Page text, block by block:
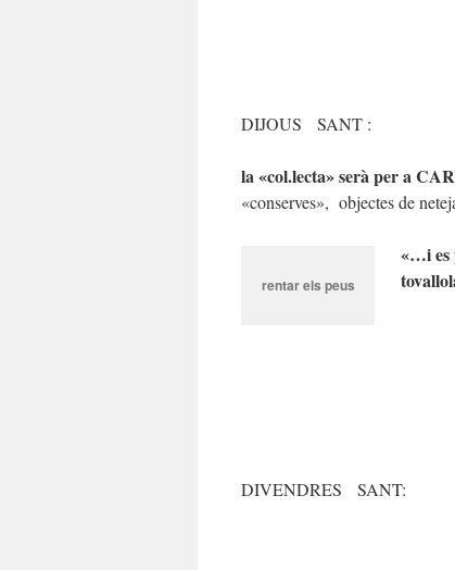
DIJOUS SANT :
la «col.lecta» serà per a
«conserves», objectes de
rentar els peus
«…i es
DIVENDRES SANT: